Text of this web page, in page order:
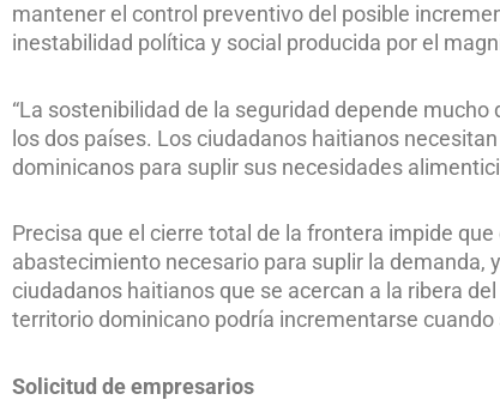
mantener el control preventivo del posible
inestabilidad política y social producida por el
“La sostenibilidad de la seguridad depende
los dos países. Los ciudadanos haitianos
dominicanos para suplir sus necesidades
Precisa que el cierre total de la frontera impide
abastecimiento necesario para suplir la demanda,
ciudadanos haitianos que se acercan a la ribera
territorio dominicano podría incrementarse
Solicitud de empresarios